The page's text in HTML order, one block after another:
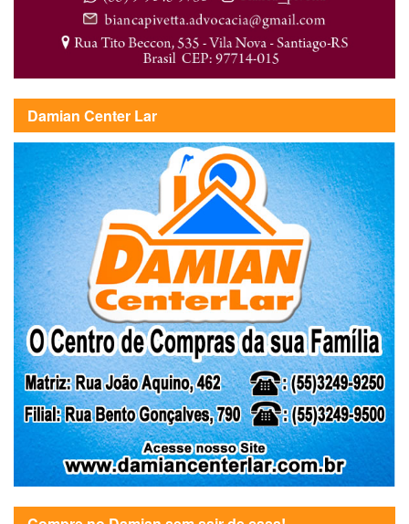
Damian Center Lar